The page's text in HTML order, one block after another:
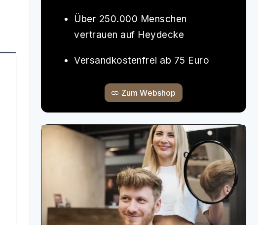
Über 250.000 Menschen
vertrauen auf Heydecke
Versandkostenfrei ab 75 Euro
Zum Webshop